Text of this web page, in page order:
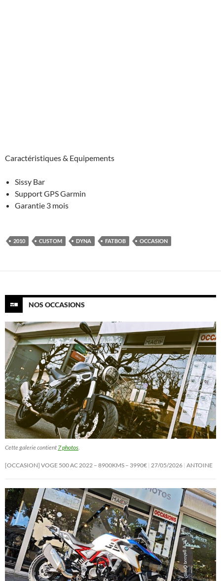
Caractéristiques & Equipements
Sissy Bar
Support GPS Garmin
Garantie 3 mois
2010 CUSTOM DYNA FATBOB OCCASION
NOS OCCASIONS
Cette galerie contient 7 photos
[OCCASION] VOGE 500 AC 2022 – 8900KMS – 3990€ 27/05/2026 ANTOINE